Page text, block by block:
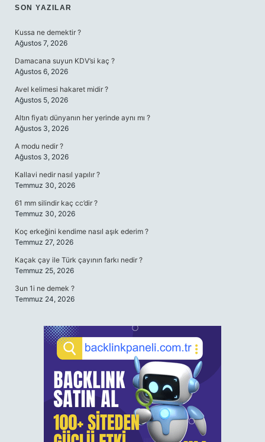
SIDEBAR
SON YAZILAR
Kussa ne demektir ?
Ağustos 7, 2026
Damacana suyun KDV’si kaç ?
Ağustos 6, 2026
Avel kelimesi hakaret midir ?
Ağustos 5, 2026
Altın fiyatı dünyanın her yerinde aynı mı ?
Ağustos 3, 2026
A modu nedir ?
Ağustos 3, 2026
Kallavi nedir nasıl yapılır ?
Temmuz 30, 2026
61 mm silindir kaç cc’dir ?
Temmuz 30, 2026
Koç erkeğini kendime nasıl aşık ederim ?
Temmuz 27, 2026
Kaçak çay ile Türk çayının farkı nedir ?
Temmuz 25, 2026
3un 1i ne demek ?
Temmuz 24, 2026